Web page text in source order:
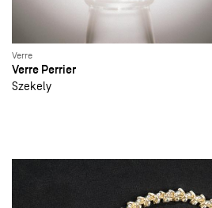
Verre
Verre Perrier
Szekely